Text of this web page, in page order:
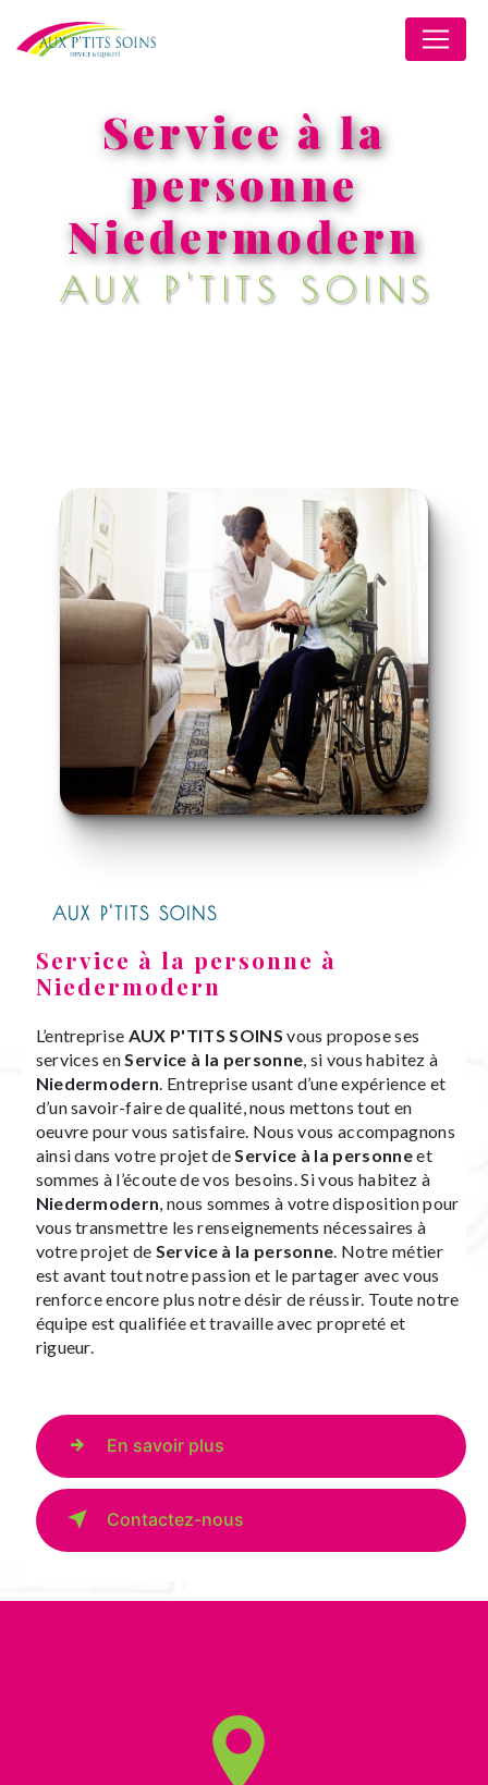
Service à la
personne
Niedermodern
AUX P'TITS SOINS
AUX P'TITS SOINS
Service à la personne à
Niedermodern
L’entreprise AUX P'TITS SOINS vous propose ses
services enService à la personne, si vous habitez à
Niedermodern. Entreprise usant d’une expérience et
d’un savoir-faire de qualité, nous mettons tout en
oeuvre pour vous satisfaire. Nous vous accompagnons
ainsi dans votre projet deService à la personneet
sommes à l’écoute de vos besoins. Si vous habitez à
Niedermodern, nous sommes à votre disposition pour
vous transmettre les renseignements nécessaires à
votre projet de Service à la personne. Notre métier
est avant tout notre passion et le partager avec vous
renforce encore plus notre désir de réussir. Toute notre
équipe est qualifiée et travaille avec propreté et
rigueur.
En savoir plus
Contactez-nous